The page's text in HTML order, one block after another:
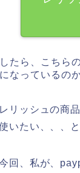
たら、こちら
なっているの
リッシュの商
いたい、、、
回、私が、